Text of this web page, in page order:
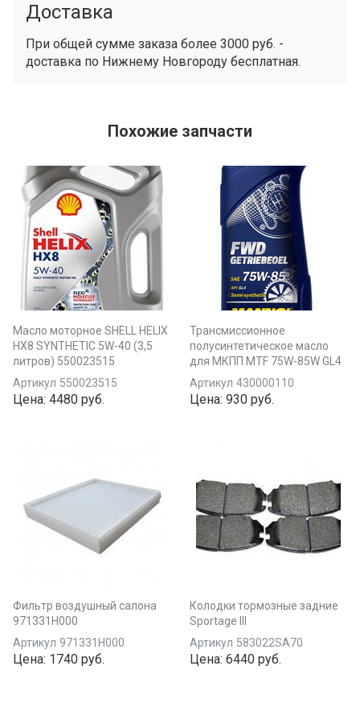
Доставка
При общей сумме заказа более 3000 руб. -
доставка по Нижнему Новгороду бесплатная.
Похожие запчасти
Масло моторное SHELL HELIX
HX8 SYNTHETIC 5W-40 (3,5
литров) 550023515
Артикул 550023515
Цена: 4480 руб.
Трансмиссионное
полусинтетическое масло
для МКПП MTF 75W-85W GL4
Артикул 430000110
Цена: 930 руб.
Фильтр воздушный салона
971331H000
Артикул 971331H000
Цена: 1740 руб.
Колодки тормозные задние
Sportage III
Артикул 583022SA70
Цена: 6440 руб.